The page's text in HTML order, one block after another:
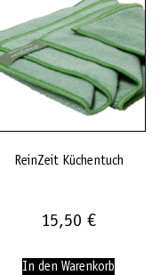
ReinZeit Küchentuch
15,50 €
In den Warenkorb